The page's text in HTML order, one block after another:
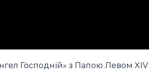
Господній» з Папою Левом